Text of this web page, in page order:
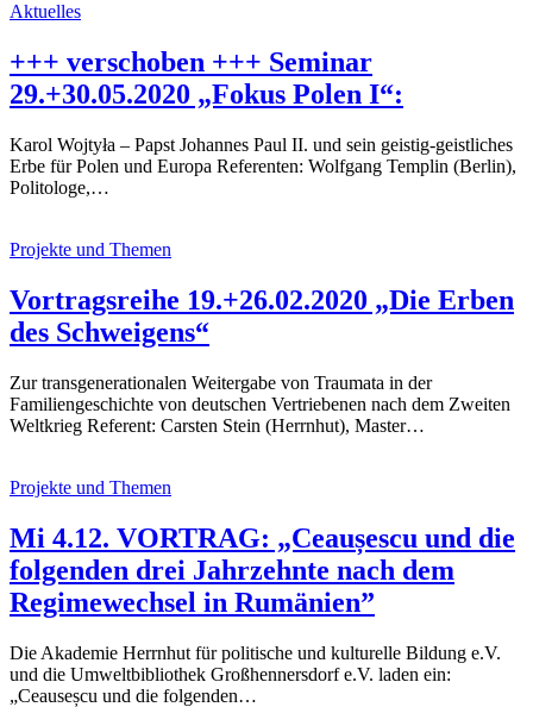
Aktuelles
+++ verschoben +++ Seminar
29.+30.05.2020 „Fokus Polen I“:
Karol Wojtyła – Papst Johannes Paul II. und sein geistig-geistliches
Erbe für Polen und Europa Referenten: Wolfgang Templin (Berlin),
Politologe,…
Projekte und Themen
Vortragsreihe 19.+26.02.2020 „Die Erben
des Schweigens“
Zur transgenerationalen Weitergabe von Traumata in der
Familiengeschichte von deutschen Vertriebenen nach dem Zweiten
Weltkrieg Referent: Carsten Stein (Herrnhut), Master…
Projekte und Themen
Mi 4.12. VORTRAG: „Ceaușescu und die
folgenden drei Jahrzehnte nach dem
Regimewechsel in Rumänien”
Die Akademie Herrnhut für politische und kulturelle Bildung e.V.
und die Umweltbibliothek Großhennersdorf e.V. laden ein:
„Ceauseșcu und die folgenden…